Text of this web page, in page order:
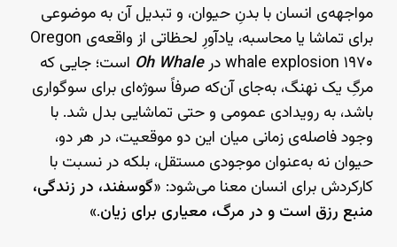
مواجهه‌ی انسان با بدنِ حیوان، و تبدیل آن به موضوعی
برای تماشا یا محاسبه، یادآورِ لحظاتی از واقعه‌ی Oregon
whale explosion ۱۹۷۰ در
Oh Whale
است؛ جایی که
مرگِ یک نهنگ، به‌جای آن‌که صرفاً سوژه‌ای برای سوگواری
باشد، به رویدادی عمومی و حتی تماشایی بدل شد. با
وجود فاصله‌ی زمانی میان این دو موقعیت، در هر دو،
حیوان نه به‌عنوان موجودی مستقل، بلکه در نسبت با
کارکردش برای انسان معنا می‌شود: «گوسفند، در زندگی،
منبع رزق است و در مرگ، معیاری برای زیان.»